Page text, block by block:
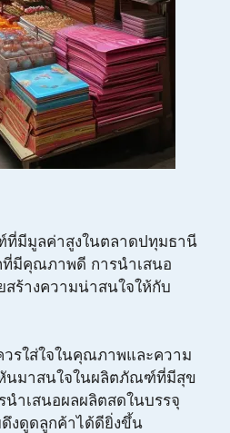
มีมูลค่าสูงในตลาดปทุมธานี
ที่มีคุณภาพดี การนำเสนอ
ร้างความน่าสนใจให้กับ
วรใส่ใจในคุณภาพและความ
นมาสนใจในผลิตภัณฑ์ที่มีสุข
ำเสนอผลผลิตสดในบรรจุ
งดูดลูกค้าได้ดียิ่งขึ้น